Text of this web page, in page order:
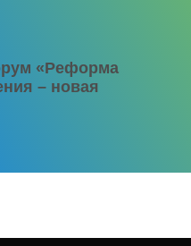
«Реформа
– новая